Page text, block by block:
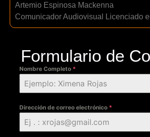
Artemio Espinosa Mackenna
Comunicador Audiovisual Licenciado
Formulario de
Nombre Completo *
Dirección de correo electrónico *